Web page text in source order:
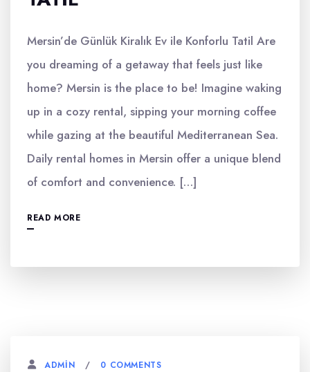
Mersin’de Günlük Kiralık Ev ile Konforlu Tatil Are
you dreaming of a getaway that feels just like
home? Mersin is the place to be! Imagine waking
up in a cozy rental, sipping your morning coffee
while gazing at the beautiful Mediterranean Sea.
Daily rental homes in Mersin offer a unique blend
of comfort and convenience. […]
READ MORE
ADMIN 0 COMMENTS